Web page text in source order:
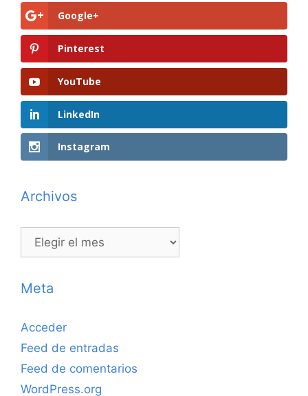
Google+
Pinterest
YouTube
LinkedIn
Instagram
Archivos
Archivos
Meta
Acceder
Feed de entradas
Feed de comentarios
WordPress.org